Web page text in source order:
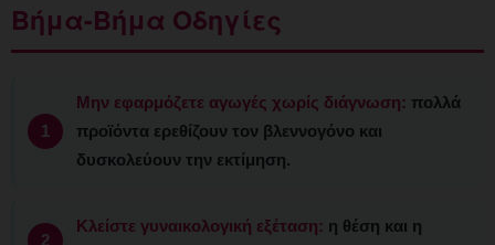
Βήμα-Βήμα Οδηγίες
Μην εφαρμόζετε αγωγές χωρίς διάγνωση: πολλά
προϊόντα ερεθίζουν τον βλεννογόνο και
δυσκολεύουν την εκτίμηση.
Κλείστε γυναικολογική εξέταση: η θέση και η